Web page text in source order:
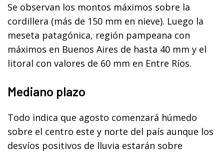
Se observan los montos máximos sobre la
cordillera (más de 150 mm en nieve). Luego la
meseta patagónica, región pampeana con
máximos en Buenos Aires de hasta 40 mm y el
litoral con valores de 60 mm en Entre Ríos.
Mediano plazo
Todo indica que agosto comenzará húmedo
sobre el centro este y norte del país aunque los
desvíos positivos de lluvia estarán sobre